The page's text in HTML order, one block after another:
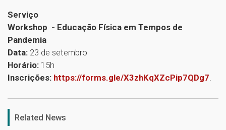
Serviço
Workshop - Educação Física em Tempos de
Pandemia
Data: 23 de setembro
Horário: 15h
Inscrições: https://forms.gle/X3zhKqXZcPip7QDg7
1
Related News